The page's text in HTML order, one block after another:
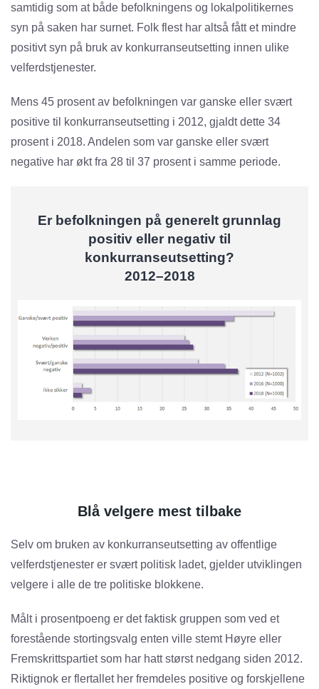
samtidig som at både befolkningens og lokalpolitikernes
syn på saken har surnet. Folk flest har altså fått et mindre
positivt syn på bruk av konkurranseutsetting innen ulike
velferdstjenester.
Mens 45 prosent av befolkningen var ganske eller svært
positive til konkurranseutsetting i 2012, gjaldt dette 34
prosent i 2018. Andelen som var ganske eller svært
negative har økt fra 28 til 37 prosent i samme periode.
Er befolkningen på generelt grunnlag
positiv eller negativ til
konkurranseutsetting?
2012–2018
Blå velgere mest tilbake
Selv om bruken av konkurranseutsetting av offentlige
velferdstjenester er svært politisk ladet, gjelder utviklingen
velgere i alle de tre politiske blokkene.
Målt i prosentpoeng er det faktisk gruppen som ved et
forestående stortingsvalg enten ville stemt Høyre eller
Fremskrittspartiet som har hatt størst nedgang siden 2012.
Riktignok er flertallet her fremdeles positive og forskjellene